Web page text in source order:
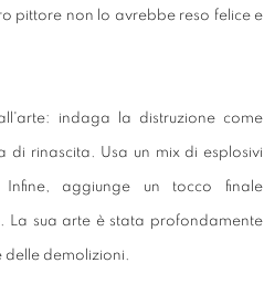
pittore non lo avrebbe reso felice e
indaga la distruzione come
di rinascita. Usa un mix di esplosivi
aggiunge un tocco finale
La sua arte è stata profondamente
delle demolizioni.